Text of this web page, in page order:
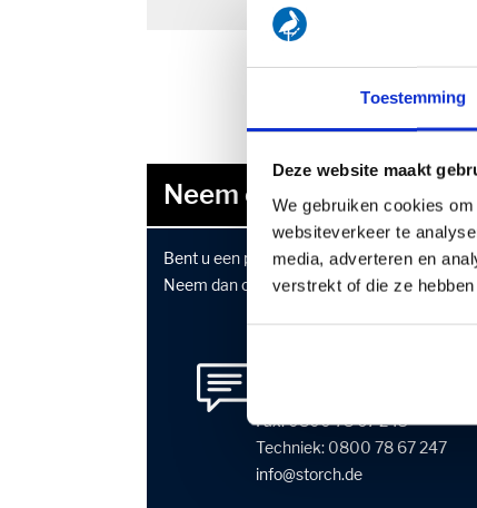
Toestemming
Deze website maakt
We gebruiken cookies
websiteverkeer te
media, adverteren en
verstrekt of die ze
Neem contact met ons
Bent u een professionele eindgebruiker
Neem dan contact met ons op via de
Fax: 0800 78 67 243
Techniek: 0800 78 67 247
info
storchde